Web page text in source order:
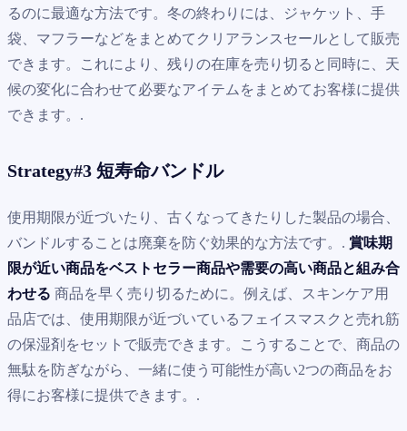
るのに最適な方法です。冬の終わりには、ジャケット、手
袋、マフラーなどをまとめてクリアランスセールとして販売
できます。これにより、残りの在庫を売り切ると同時に、天
候の変化に合わせて必要なアイテムをまとめてお客様に提供
できます。.
Strategy#3 短寿命バンドル
使用期限が近づいたり、古くなってきたりした製品の場合、
バンドルすることは廃棄を防ぐ効果的な方法です。. 賞味期
限が近い商品をベストセラー商品や需要の高い商品と組み合
わせる 商品を早く売り切るために。例えば、スキンケア用
品店では、使用期限が近づいているフェイスマスクと売れ筋
の保湿剤をセットで販売できます。こうすることで、商品の
無駄を防ぎながら、一緒に使う可能性が高い2つの商品をお
得にお客様に提供できます。.